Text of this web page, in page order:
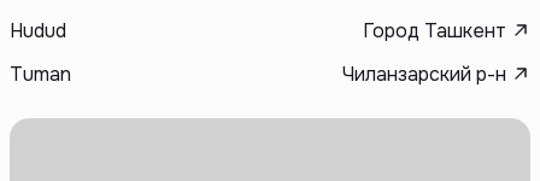
Hudud
Город Ташкент
Tuman
Чиланзарский р-н